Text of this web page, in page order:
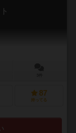
87
持ってる